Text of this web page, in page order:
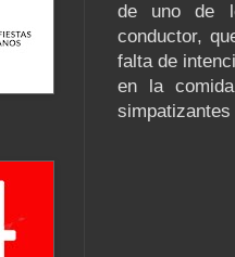
de uno de
conductor,
falta de
en la